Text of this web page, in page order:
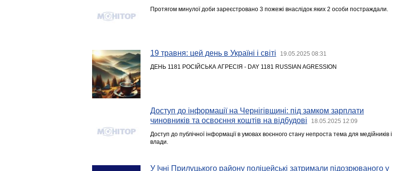
Протягом минулої доби зареєстровано 3 пожежі внаслідок яких 2 особи постраждали.
19 травня: цей день в Україні і світі 19.05.2025 08:31
ДЕНЬ 1181 РОСІЙСЬКА АГРЕСІЯ - DAY 1181 RUSSIAN AGRESSION
Доступ до інформації на Чернігівщині: під замком зарплати
чиновників та освоєння коштів на відбудові
18.05.2025 12:09
Доступ до публічної інформації в умовах воєнного стану непроста тема для медійників і
влади.
У Ічні Прилуцького району поліцейські затримали підозрюваного у